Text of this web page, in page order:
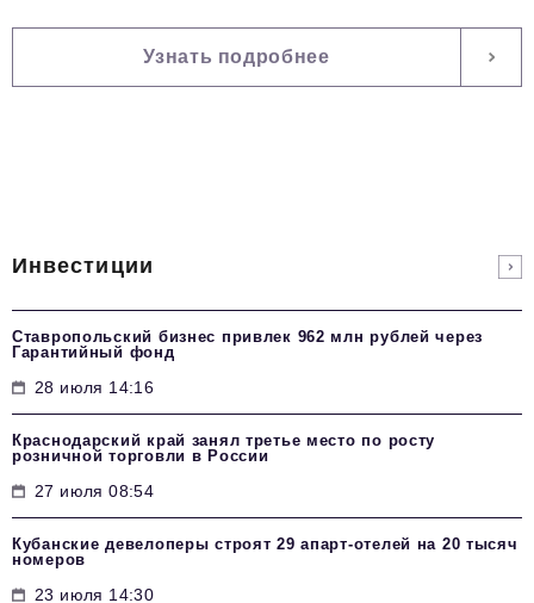
Узнать подробнее
Инвестиции
Ставропольский бизнес привлек 962 млн рублей через
Гарантийный фонд
28 июля 14:16
Краснодарский край занял третье место по росту
розничной торговли в России
27 июля 08:54
Кубанские девелоперы строят 29 апарт-отелей на 20 тысяч
номеров
23 июля 14:30